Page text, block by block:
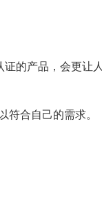
证的产品，会更让人
符合自己的需求。